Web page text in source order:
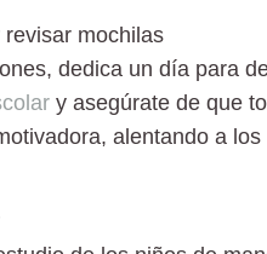
mochilas
dedica un día para
y asegúrate de que
alentando a